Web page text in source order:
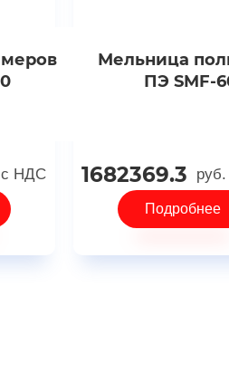
НДС
Мельница
ПЭ SMF-
1682369.3 руб.
Подробнее